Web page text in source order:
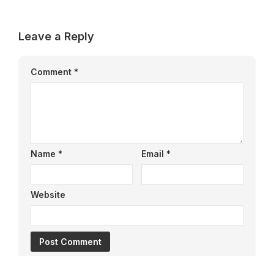
Leave a Reply
Comment *
Name * Email *
Website